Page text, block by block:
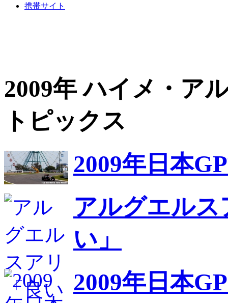
携帯サイト
2009年 ハイメ・ア
トピックス
2009年日本
アルグエル
い」
2009年日本